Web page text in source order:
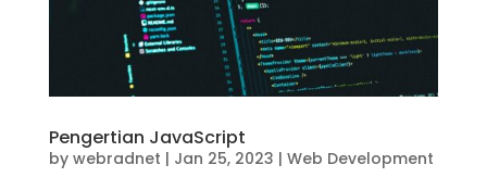
Pengertian JavaScript
by webradnet | Jan 25, 2023 | Web Development